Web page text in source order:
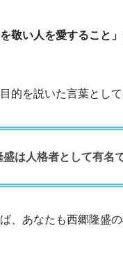
を敬い人を愛すること」
的を説いた言葉として
は人格者として有名で
、あなたも西郷隆盛